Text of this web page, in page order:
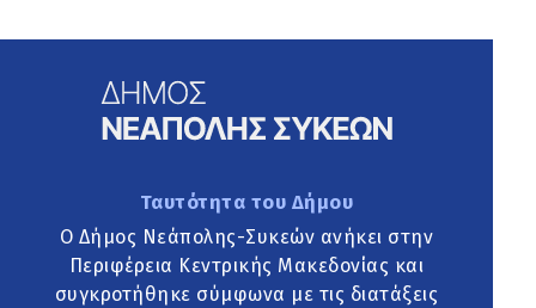
Ταυτότητα του Δήμου
Ο Δήμος Νεάπολης-Συκεών ανήκει στην
Περιφέρεια Κεντρικής Μακεδονίας και
συγκροτήθηκε σύμφωνα με τις διατάξεις